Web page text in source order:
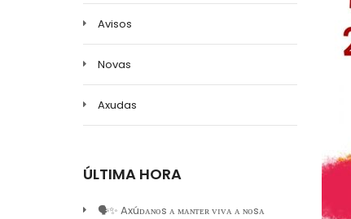
Avisos
Novas
Axudas
ÚLTIMA HORA
🗣️✨ Axúᴅᴀɴᴏs ᴀ ᴍᴀɴᴛᴇʀ ᴠɪᴠᴀ ᴀ ɴᴏsᴀ